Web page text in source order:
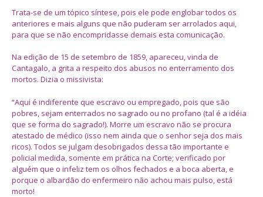
Trata-se de um tópico síntese, pois ele pode englobar todos os
anteriores e mais alguns que não puderam ser arrolados aqui,
para que se não encompridasse demais esta comunicação.
Na edição de 15 de setembro de 1859, apareceu, vinda de
Cantagalo, a grita a respeito dos abusos no enterramento dos
mortos. Dizia o missivista:
“Aqui é indiferente que escravo ou empregado, pois que são
pobres, sejam enterrados no sagrado ou no profano (tal é a idéia
que se forma do sagrado!). Morre um escravo não se procura
atestado de médico (isso nem ainda que o senhor seja dos mais
ricos). Todos se julgam desobrigados dessa tão importante e
policial medida, somente em prática na Corte; verificado por
alguém que o infeliz tem os olhos fechados e a boca aberta, e
porque o albardão do enfermeiro não achou mais pulso, está
morto!